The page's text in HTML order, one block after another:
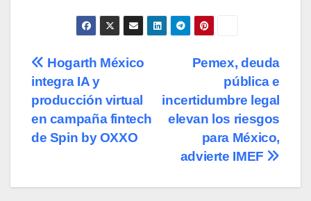
Navegación
de
entradas
Pemex, deuda
pública e
incertidumbre legal
elevan los riesgos
para México,
advierte IMEF
Hogarth México
integra IA y
producción virtual
en campaña fintech
de Spin by OXXO